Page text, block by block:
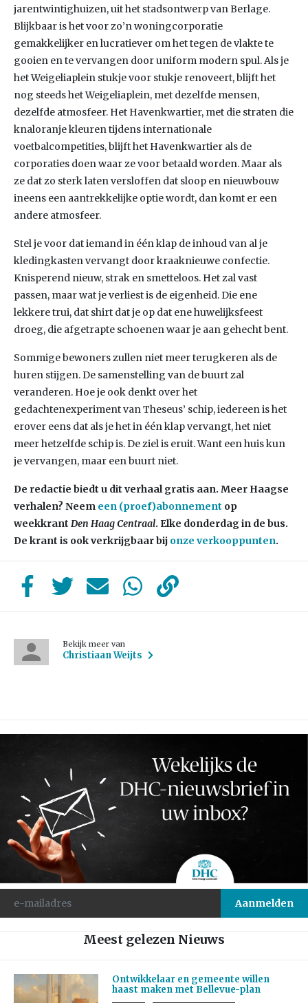
jarentwintighuizen, uit het stadsontwerp van Berlage.
Blijkbaar is het voor zo’n woningcorporatie
gemakkelijker en lucratiever om het tegen de vlakte te
gooien en te vervangen door uniform modern spul. Als je
het Weigeliaplein stukje voor stukje renoveert, blijft het
nog steeds het Weigeliaplein, met dezelfde mensen,
dezelfde atmosfeer. Het Havenkwartier, met die straten die
knaloranje kleuren tijdens internationale
voetbalcompetities, blijft het Havenkwartier als de
corporaties doen waar ze voor betaald worden. Maar als
ze dat zo sterk laten versloffen dat sloop en nieuwbouw
ineens een aantrekkelijke optie wordt, dan komt er een
andere atmosfeer.
Stel je voor dat iemand in één klap de inhoud van al je
kledingkasten vervangt door kraaknieuwe confectie.
Knisperend nieuw, strak en smetteloos. Het zal vast
passen, maar wat je verliest is de eigenheid. Die ene
lekkere trui, dat shirt dat je op dat ene huwelijksfeest
droeg, die afgetrapte schoenen waar je aan gehecht bent.
Sommige bewoners zullen niet meer terugkeren als de
huren stijgen. De samenstelling van de buurt zal
veranderen. Hoe je ook denkt over het
gedachtenexperiment van Theseus’ schip, iedereen is het
erover eens dat als je het in één klap vervangt, het niet
meer hetzelfde schip is. De ziel is eruit. Want een huis kun
je vervangen, maar een buurt niet.
De redactie biedt u dit verhaal gratis aan. Meer Haagse
verhalen? Neem een (proef)abonnement op
weekkrant Den Haag Centraal. Elke donderdag in de bus.
De krant is ook verkrijgbaar bij onze verkooppunten.
Bekijk meer van
Christiaan Weijts
Meest gelezen Nieuws
Ontwikkelaar en gemeente willen
haast maken met Bellevue-plan